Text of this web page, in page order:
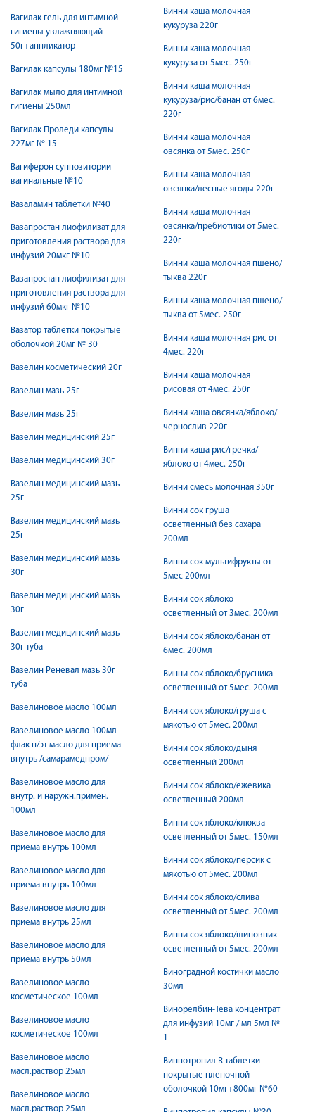
Вагилак гель для интимной
гигиены увлажняющий
50г+аппликатор
Вагилак капсулы 180мг №15
Вагилак мыло для интимной
гигиены 250мл
Вагилак Проледи капсулы
227мг № 15
Вагиферон суппозитории
вагинальные №10
Вазаламин таблетки №40
Вазапростан лиофилизат для
приготовления раствора для
инфузий 20мкг №10
Вазапростан лиофилизат для
приготовления раствора для
инфузий 60мкг №10
Вазатор таблетки покрытые
оболочкой 20мг № 30
Вазелин косметический 20г
Вазелин мазь 25г
Вазелин мазь 25г
Вазелин медицинский 25г
Вазелин медицинский 30г
Вазелин медицинский мазь
25г
Вазелин медицинский мазь
25г
Вазелин медицинский мазь
30г
Вазелин медицинский мазь
30г
Вазелин медицинский мазь
30г туба
Вазелин Реневал мазь 30г
туба
Вазелиновое масло 100мл
Вазелиновое масло 100мл
флак п/эт масло для приема
внутрь /самарамедпром/
Вазелиновое масло для
внутр. и наружн.примен.
100мл
Вазелиновое масло для
приема внутрь 100мл
Вазелиновое масло для
приема внутрь 100мл
Вазелиновое масло для
приема внутрь 25мл
Вазелиновое масло для
приема внутрь 50мл
Вазелиновое масло
косметическое 100мл
Вазелиновое масло
косметическое 100мл
Вазелиновое масло
масл.раствор 25мл
Вазелиновое масло
масл.раствор 25мл
Винни каша молочная
кукуруза 220г
Винни каша молочная
кукуруза от 5мес. 250г
Винни каша молочная
кукуруза/рис/банан от 6мес.
220г
Винни каша молочная
овсянка от 5мес. 250г
Винни каша молочная
овсянка/лесные ягоды 220г
Винни каша молочная
овсянка/пребиотики от 5мес.
220г
Винни каша молочная пшено/
тыква 220г
Винни каша молочная пшено/
тыква от 5мес. 250г
Винни каша молочная рис от
4мес. 220г
Винни каша молочная
рисовая от 4мес. 250г
Винни каша овсянка/яблоко/
чернослив 220г
Винни каша рис/гречка/
яблоко от 4мес. 250г
Винни смесь молочная 350г
Винни сок груша
осветленный без сахара
200мл
Винни сок мультифрукты от
5мес 200мл
Винни сок яблоко
осветленный от 3мес. 200мл
Винни сок яблоко/банан от
6мес. 200мл
Винни сок яблоко/брусника
осветленный от 5мес. 200мл
Винни сок яблоко/груша с
мякотью от 5мес. 200мл
Винни сок яблоко/дыня
осветленный 200мл
Винни сок яблоко/ежевика
осветленный 200мл
Винни сок яблоко/клюква
осветленный от 5мес. 150мл
Винни сок яблоко/персик с
мякотью от 5мес. 200мл
Винни сок яблоко/слива
осветленный от 5мес. 200мл
Винни сок яблоко/шиповник
осветленный от 5мес. 200мл
Виноградной костички масло
30мл
Винорелбин-Тева концентрат
для инфузий 10мг / мл 5мл №
1
Винпотропил R таблетки
покрытые пленочной
оболочкой 10мг+800мг №60